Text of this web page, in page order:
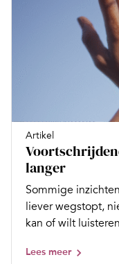
Artikel
langer
Sommige
liever wegstopt,
kan of wilt
Lees meer